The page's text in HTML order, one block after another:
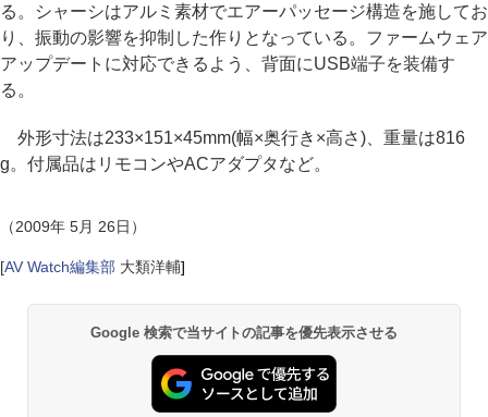
る。シャーシはアルミ素材でエアーパッセージ構造を施してお
り、振動の影響を抑制した作りとなっている。ファームウェア
アップデートに対応できるよう、背面にUSB端子を装備す
る。
外形寸法は233×151×45mm(幅×奥行き×高さ)、重量は816
g。付属品はリモコンやACアダプタなど。
（2009年 5月 26日）
[AV Watch編集部 大類洋輔]
Google 検索で当サイトの記事を優先表示させる